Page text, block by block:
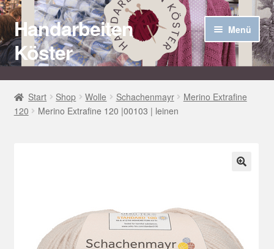
Zur
Navigation
springen
Zum
Inhalt
springen
Handarbeiten
Köster
Menü
Startseite
Über uns
Kasse
Start Shop Wolle Schachenmayr
Merino Extrafine
120
Merino Extrafine 120 |00103 | leinen